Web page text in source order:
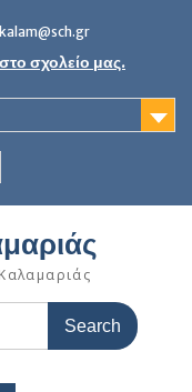
σχολείο μας.